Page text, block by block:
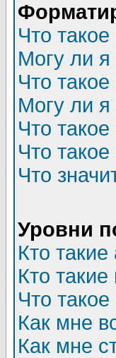
Что
Могу ли я
Что
Могу ли я
Что
Что
Что
Уровни
Кто
Кто
Что
Как мне
Как мне